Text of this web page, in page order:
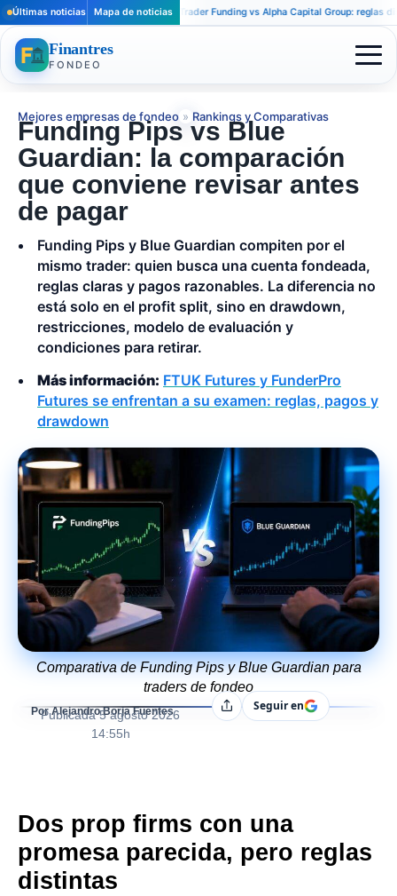
Últimas noticias Mapa de noticias
Apex Trader Funding vs Alpha Capital Group: reglas
Finantres
FONDEO
Mejores empresas de fondeo » Rankings y Comparativas
Funding Pips vs Blue
Guardian: la comparación
que conviene revisar antes
de pagar
Funding Pips y Blue Guardian compiten por el
mismo trader: quien busca una cuenta fondeada,
reglas claras y pagos razonables. La diferencia no
está solo en el profit split, sino en drawdown,
restricciones, modelo de evaluación y
condiciones para retirar.
Más información: FTUK Futures y FunderPro
Futures se enfrentan a su examen: reglas, pagos y
drawdown
Comparativa de Funding Pips y Blue Guardian para
traders de fondeo
Por Alejandro Borja Fuentes
Publicada 5 agosto 2026
14:55h
CompartirSeguir en
Dos prop firms con una
promesa parecida, pero reglas
distintas